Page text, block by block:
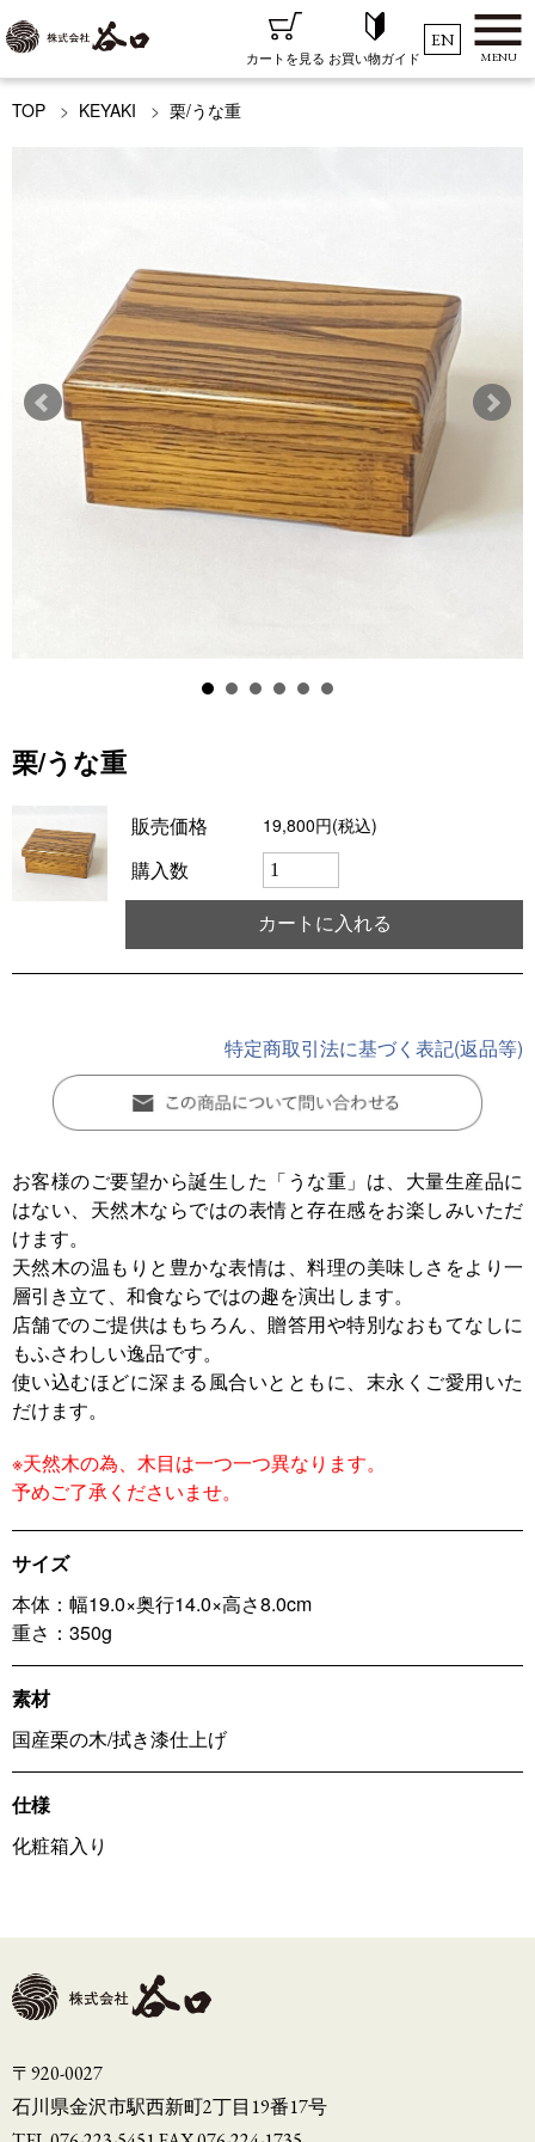
カートを見る お買い物ガイド
EN
MENU
TOP KEYAKI 栗/うな重
栗/うな重
販売価格 19,800円(税込)
購入数
特定商取引法に基づく表記(返品等)
お客様のご要望から誕生した「うな重」は、大量生産品に
はない、天然木ならではの表情と存在感をお楽しみいただ
けます。
天然木の温もりと豊かな表情は、料理の美味しさをより一
層引き立て、和食ならではの趣を演出します。
店舗でのご提供はもちろん、贈答用や特別なおもてなしに
もふさわしい逸品です。
使い込むほどに深まる風合いとともに、末永くご愛用いた
だけます。
※天然木の為、木目は一つ一つ異なります。
予めご了承くださいませ。
サイズ
本体：幅19.0×奥行14.0×高さ8.0cm
重さ：350g
素材
国産栗の木/拭き漆仕上げ
仕様
化粧箱入り
〒920-0027
石川県金沢市駅西新町2丁目19番17号